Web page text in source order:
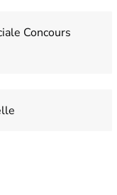
Concours